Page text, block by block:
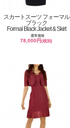
スカートスーツ フォーマル
ブラック
Formal Black Jacket & Skirt
通常価格
78,000円(税別)